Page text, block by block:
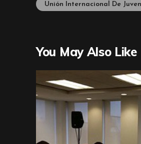
Unión Internacional De
You May Also Like